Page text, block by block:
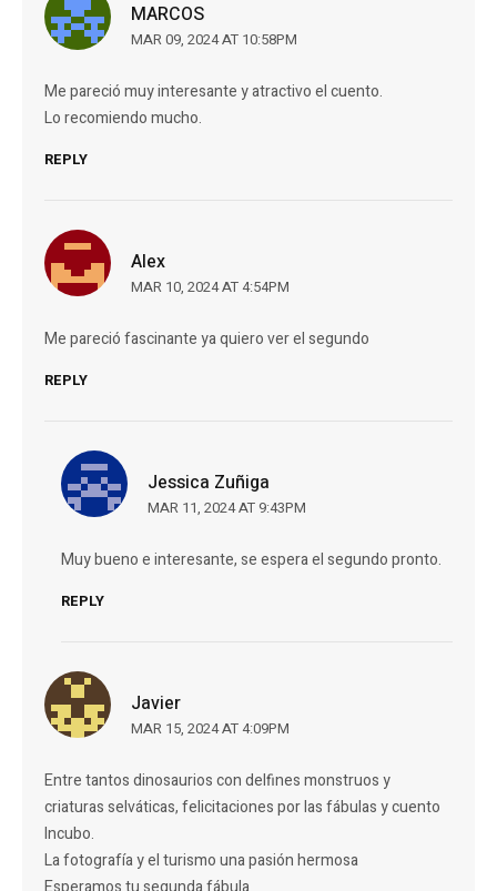
MARCOS
MAR 09, 2024 AT 10:58PM
Me pareció muy interesante y atractivo el cuento.
Lo recomiendo mucho.
REPLY
Alex
MAR 10, 2024 AT 4:54PM
Me pareció fascinante ya quiero ver el segundo
REPLY
Jessica Zuñiga
MAR 11, 2024 AT 9:43PM
Muy bueno e interesante, se espera el segundo pronto.
REPLY
Javier
MAR 15, 2024 AT 4:09PM
Entre tantos dinosaurios con delfines monstruos y
criaturas selváticas, felicitaciones por las fábulas y cuento
Incubo.
La fotografía y el turismo una pasión hermosa